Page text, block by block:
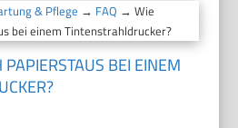
& Pflege → FAQ → Wie
bei einem Tintenstrahldrucker?
BEI EINEM